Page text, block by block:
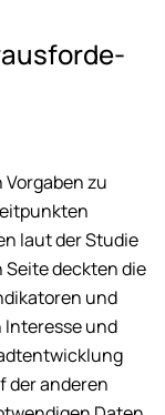
zu
laut der Studie
Seite deckten die
und
Interesse und
der anderen